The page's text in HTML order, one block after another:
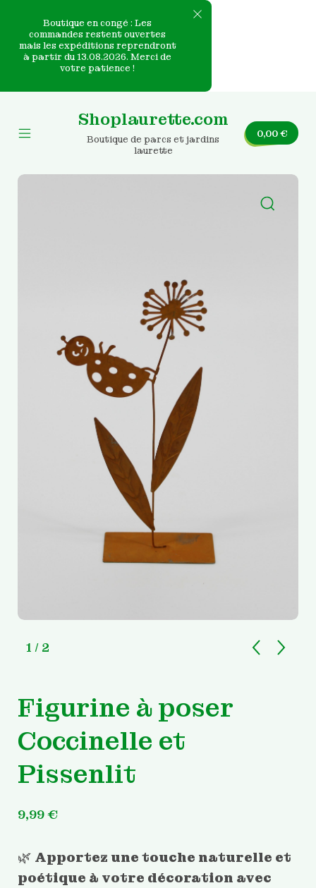
Boutique en congé : Les
commandes restent ouvertes
mais les expéditions reprendront
à partir du 13.08.2026. Merci de
votre patience !
content
Shoplaurette.com
Boutique de parcs et jardins
laurette
0,00€
1 / 2
Figurine à poser
Coccinelle et
Pissenlit
9,99€
🌿 Apportez une touche naturelle et
poétique à votre décoration avec